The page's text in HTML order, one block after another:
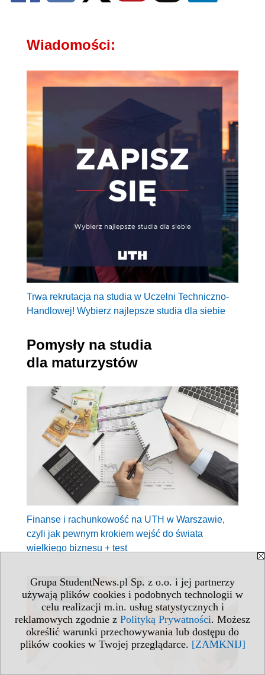
Grupa StudentNews.pl Sp. z o.o. i jej partnerzy
używają plików cookies i podobnych technologii w
celu realizacji m.in. usług statystycznych i
reklamowych zgodnie z Polityką Prywatności. Możesz
określić warunki przechowywania lub dostępu do
plików cookies w Twojej przeglądarce. [ZAMKNIJ]
Wiadomości:
Trwa rekrutacja na studia w Uczelni Techniczno-
Handlowej! Wybierz najlepsze studia dla siebie
Pomysły na studia
dla maturzystów
Finanse i rachunkowość na UTH w Warszawie,
czyli jak pewnym krokiem wejść do świata
wielkiego biznesu + test